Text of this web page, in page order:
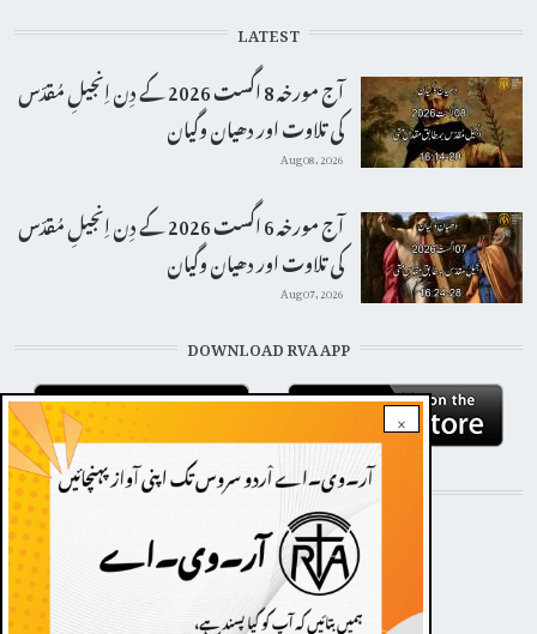
×
LATEST
آج مورخہ 8 اگست 2026 کے دِن اِنجیلِ مُقدّس
کی تلاوت اور دھیان وگیان
Aug 08, 2026
آج مورخہ 6 اگست 2026 کے دِن اِنجیلِ مُقدّس
کی تلاوت اور دھیان وگیان
Aug 07, 2026
DOWNLOAD RVA APP
STAY CONNECTED WITH US!